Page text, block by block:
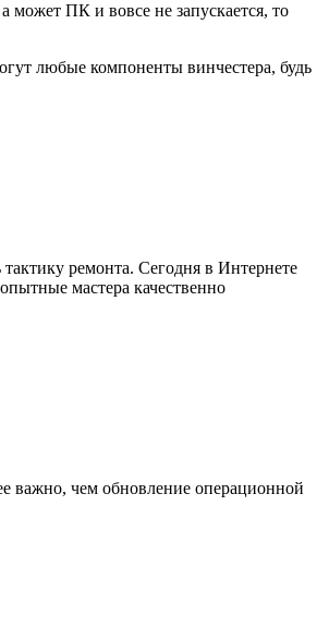
может ПК и вовсе не запускается, то
любые компоненты винчестера, будь
ремонта. Сегодня в Интернете
мастера качественно
важно, чем обновление операционной